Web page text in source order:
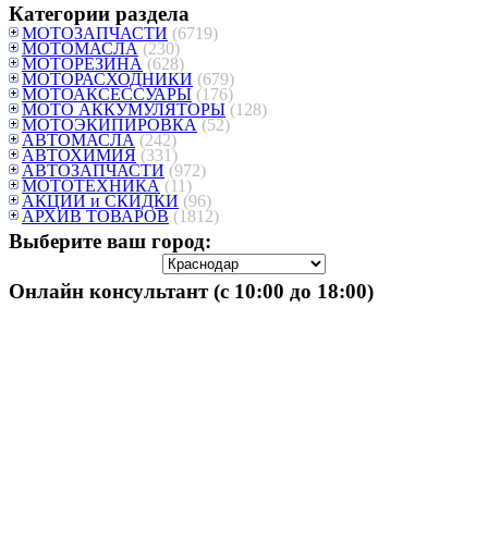
Категории раздела
МОТОЗАПЧАСТИ (6719)
МОТОМАСЛА (230)
МОТОРЕЗИНА (628)
МОТОРАСХОДНИКИ (679)
МОТОАКСЕССУАРЫ (176)
МОТО АККУМУЛЯТОРЫ (128)
МОТОЭКИПИРОВКА (52)
АВТОМАСЛА (242)
АВТОХИМИЯ (331)
АВТОЗАПЧАСТИ (972)
МОТОТЕХНИКА (11)
АКЦИИ и СКИДКИ (96)
АРХИВ ТОВАРОВ (1812)
Выберите ваш город:
Онлайн консультант (с 10:00 до 18:00)